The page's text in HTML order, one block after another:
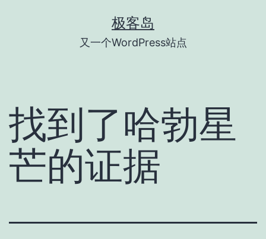
极客岛
又一个WordPress站点
找到了哈勃星
芒的证据